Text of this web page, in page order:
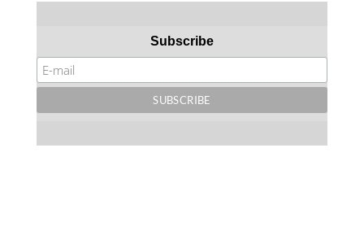
Subscribe